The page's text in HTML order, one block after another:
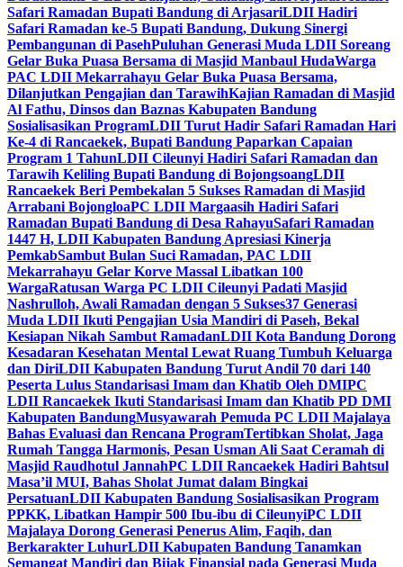
Safari Ramadan Bupati Bandung di ArjasariLDII Hadiri
Safari Ramadan ke-5 Bupati Bandung, Dukung Sinergi
Pembangunan di PasehPuluhan Generasi Muda LDII Soreang
Gelar Buka Puasa Bersama di Masjid Manbaul HudaWarga
PAC LDII Mekarrahayu Gelar Buka Puasa Bersama,
Dilanjutkan Pengajian dan TarawihKajian Ramadan di Masjid
Al Fathu, Dinsos dan Baznas Kabupaten Bandung
Sosialisasikan ProgramLDII Turut Hadir Safari Ramadan Hari
Ke-4 di Rancaekek, Bupati Bandung Paparkan Capaian
Program 1 TahunLDII Cileunyi Hadiri Safari Ramadan dan
Tarawih Keliling Bupati Bandung di BojongsoangLDII
Rancaekek Beri Pembekalan 5 Sukses Ramadan di Masjid
Arrabani BojongloaPC LDII Margaasih Hadiri Safari
Ramadan Bupati Bandung di Desa RahayuSafari Ramadan
1447 H, LDII Kabupaten Bandung Apresiasi Kinerja
PemkabSambut Bulan Suci Ramadan, PAC LDII
Mekarrahayu Gelar Korve Massal Libatkan 100
WargaRatusan Warga PC LDII Cileunyi Padati Masjid
Nashrulloh, Awali Ramadan dengan 5 Sukses37 Generasi
Muda LDII Ikuti Pengajian Usia Mandiri di Paseh, Bekal
Kesiapan Nikah Sambut RamadanLDII Kota Bandung Dorong
Kesadaran Kesehatan Mental Lewat Ruang Tumbuh Keluarga
dan DiriLDII Kabupaten Bandung Turut Andil 70 dari 140
Peserta Lulus Standarisasi Imam dan Khatib Oleh DMIPC
LDII Rancaekek Ikuti Standarisasi Imam dan Khatib PD DMI
Kabupaten BandungMusyawarah Pemuda PC LDII Majalaya
Bahas Evaluasi dan Rencana ProgramTertibkan Sholat, Jaga
Rumah Tangga Harmonis, Pesan Usman Ali Saat Ceramah di
Masjid Raudhotul JannahPC LDII Rancaekek Hadiri Bahtsul
Masa’il MUI, Bahas Sholat Jumat dalam Bingkai
PersatuanLDII Kabupaten Bandung Sosialisasikan Program
PPKK, Libatkan Hampir 500 Ibu-ibu di CileunyiPC LDII
Majalaya Dorong Generasi Penerus Alim, Faqih, dan
Berkarakter LuhurLDII Kabupaten Bandung Tanamkan
Semangat Mandiri dan Bijak Finansial pada Generasi Muda